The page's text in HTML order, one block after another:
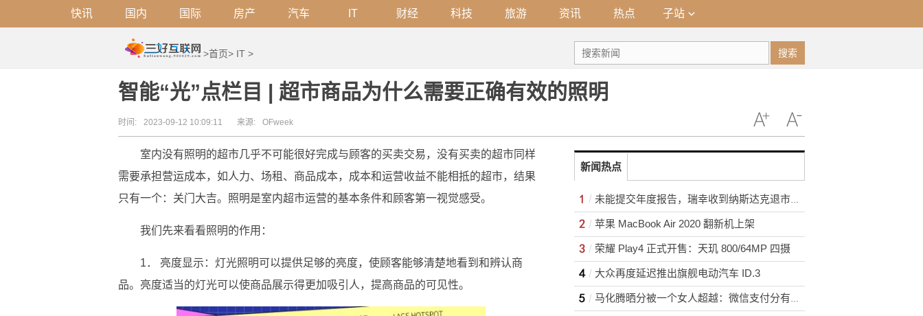
快讯 国内 国际 房产 汽车 IT 财经 科技 旅游 资讯 热点 子站
>首页> IT > 搜索
智能“光”点栏目 | 超市商品为什么需要正确有效的照明
时间: 2023-09-12 10:09:11 来源: OFweek
室内没有照明的超市几乎不可能很好完成与顾客的买卖交易，没有买卖的超市同样
需要承担营运成本，如人力、场租、商品成本，成本和运营收益不能相抵的超市，结果
只有一个：关门大吉。照明是室内超市运营的基本条件和顾客第一视觉感受。
我们先来看看照明的作用：
1． 亮度显示：灯光照明可以提供足够的亮度，使顾客能够清楚地看到和辨认商
品。亮度适当的灯光可以使商品展示得更加吸引人，提高商品的可见性。
新闻热点
未能提交年度报告，瑞幸收到纳斯达克退市通知
苹果 MacBook Air 2020 翻新机上架
荣耀 Play4 正式开售：天玑 800/64MP 四摄
大众再度延迟推出旗舰电动汽车 ID.3
马化腾晒分被一个女人超越：微信支付分有啥用？